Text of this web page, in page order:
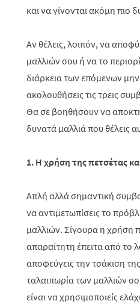
και να γίνονται ακόμη πιο
Αν θέλεις, λοιπόν, να
μαλλιών σου ή να το
διάρκεια των επόμενων
ακολουθήσεις τις τρεις
Θα σε βοηθήσουν να
δυνατά μαλλιά που θέλεις
1. Η χρήση της πετσέτας
Απλή αλλά σημαντική
να αντιμετωπίσεις το
μαλλιών. Σίγουρα η χρήση
απαραίτητη έπειτα από το
αποφεύγεις την τσάκιση
ταλαιπωρία των μαλλιών
είναι να χρησιμοποιείς